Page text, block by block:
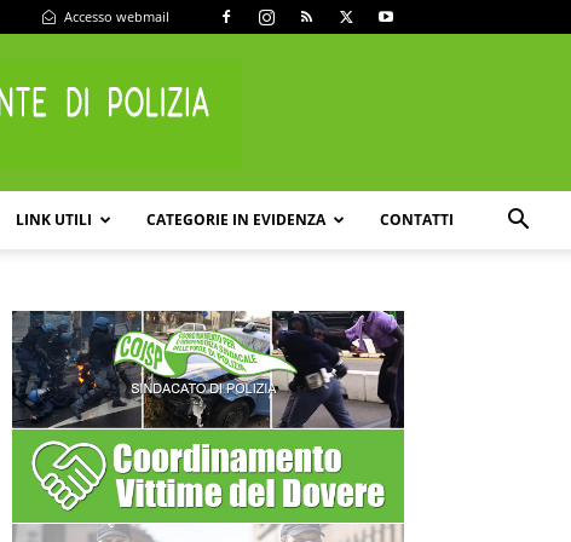
Accesso webmail
LINK UTILI CATEGORIE IN EVIDENZA CONTATTI